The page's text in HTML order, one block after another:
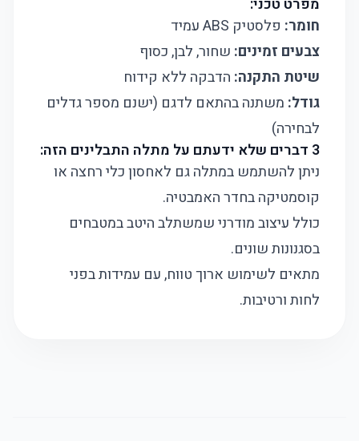
מפרט טכני:
חומר: פלסטיק ABS עמיד
צבעים זמינים: שחור, לבן, כסוף
שיטת התקנה: הדבקה ללא קידוח
גודל: משתנה בהתאם לדגם (ישנם מספר גדלים
לבחירה)
3 דברים שלא ידעתם על מתלה התבלינים הזה:
ניתן להשתמש במתלה גם לאחסון כלי רחצה או
קוסמטיקה בחדר האמבטיה.
כולל עיצוב מודרני שמשתלב היטב במטבחים
בסגנונות שונים.
מתאים לשימוש ארוך טווח, עם עמידות בפני
לחות ורטיבות.